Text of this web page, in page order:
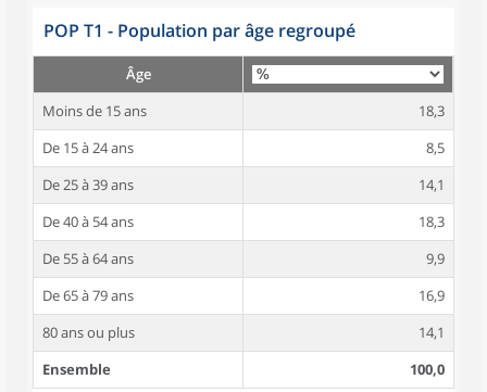
POP T1 - Population par âge regroupé
Âge
Moins de 15 ans
18,3
De 15 à 24 ans
8,5
De 25 à 39 ans
14,1
De 40 à 54 ans
18,3
De 55 à 64 ans
9,9
De 65 à 79 ans
16,9
80 ans ou plus
14,1
Ensemble
100,0